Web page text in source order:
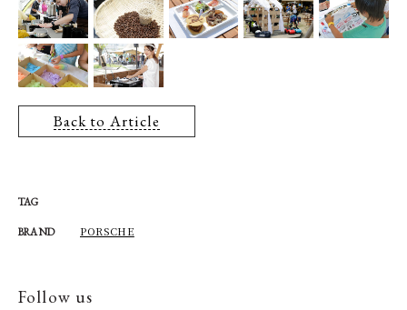
Back to Article
TAG
BRAND PORSCHE
Follow us